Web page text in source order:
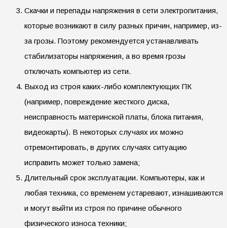
Скачки и перепады напряжения в сети электропитания,
которые возникают в силу разных причин, например, из-
за грозы. Поэтому рекомендуется устанавливать
стабилизаторы напряжения, а во время грозы
отключать компьютер из сети.
Выход из строя каких-либо комплектующих ПК
(например, повреждение жесткого диска,
неисправность материнской платы, блока питания,
видеокарты). В некоторых случаях их можно
отремонтировать, в других случаях ситуацию
исправить может только замена;
Длительный срок эксплуатации. Компьютеры, как и
любая техника, со временем устаревают, изнашиваются
и могут выйти из строя по причине обычного
физического износа техники;